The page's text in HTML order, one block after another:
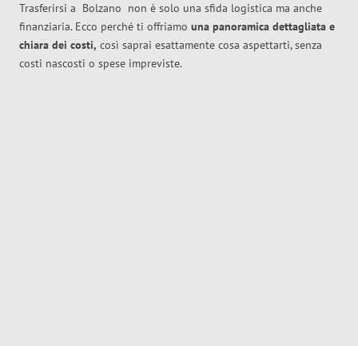
Trasferirsi a Bolzano non è solo una sfida logistica ma anche
finanziaria. Ecco perché ti offriamo una panoramica dettagliata e
chiara dei costi, così saprai esattamente cosa aspettarti, senza
costi nascosti o spese impreviste.